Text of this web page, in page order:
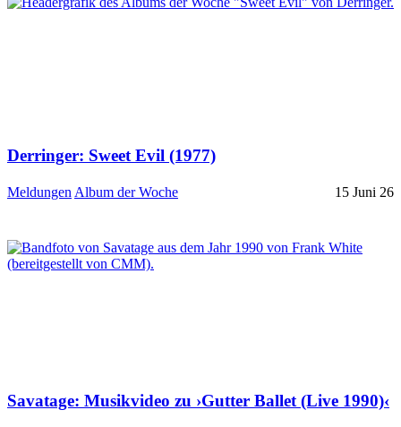
Derringer: Sweet Evil (1977)
Meldungen Album der Woche 15 Juni 26
Savatage: Musikvideo zu ›Gutter Ballet (Live 1990)‹